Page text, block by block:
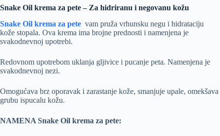
Snake Oil krema za pete – Za hidriranu i negovanu kožu
Snake Oil krema za pete vam pruža vrhunsku negu i hidrataciju
kože stopala. Ova krema ima brojne prednosti i namenjena je
svakodnevnoj upotrebi.
Redovnom upotrebom uklanja gljivice i pucanje peta. Namenjena je
svakodnevnoj nezi.
Omogućava brz oporavak i zarastanje kože, smanjuje upale, omekšava
grubu ispucalu kožu.
NAMENA Snake Oil krema za pete: